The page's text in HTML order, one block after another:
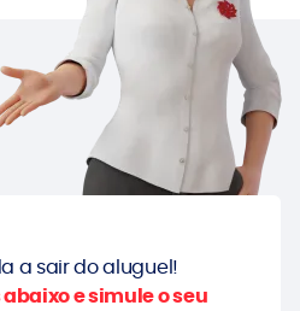
a sair do aluguel!
e simule o seu